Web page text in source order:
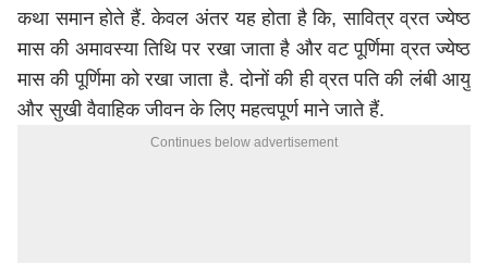
कथा समान होते हैं. केवल अंतर यह होता है कि, सावित्र व्रत ज्येष्ठ
मास की अमावस्या तिथि पर रखा जाता है और वट पूर्णिमा व्रत ज्येष्ठ
मास की पूर्णिमा को रखा जाता है. दोनों की ही व्रत पति की लंबी आयु
और सुखी वैवाहिक जीवन के लिए महत्वपूर्ण माने जाते हैं.
Continues below advertisement